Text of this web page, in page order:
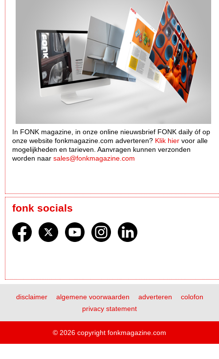
In FONK magazine, in onze online nieuwsbrief FONK daily óf op
onze website fonkmagazine.com adverteren? Klik hier voor alle
mogelijkheden en tarieven. Aanvragen kunnen verzonden
worden naar sales@fonkmagazine.com
fonk socials
disclaimer algemene voorwaarden adverteren
colofon
privacy statement
© 2026 copyright fonkmagazine.com